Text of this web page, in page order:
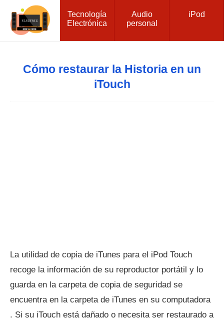
Tecnología
Electrónica
Audio
personal
iPod
Cómo restaurar la Historia en un
iTouch
La utilidad de copia de iTunes para el iPod Touch
recoge la información de su reproductor portátil y lo
guarda en la carpeta de copia de seguridad se
encuentra en la carpeta de iTunes en su computadora
. Si su iTouch está dañado o necesita ser restaurado a